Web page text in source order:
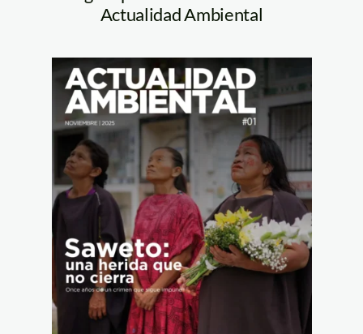
Actualidad Ambiental